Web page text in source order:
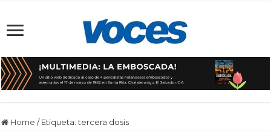
Home / Etiqueta:tercera dosis